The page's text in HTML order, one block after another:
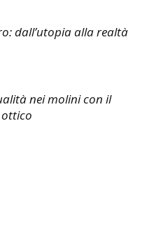
dall’utopia alla realtà
nei molini con il